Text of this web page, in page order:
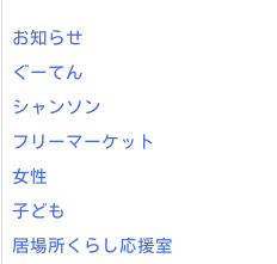
お知らせ
ぐーてん
シャンソン
フリーマーケット
女性
子ども
居場所くらし応援室